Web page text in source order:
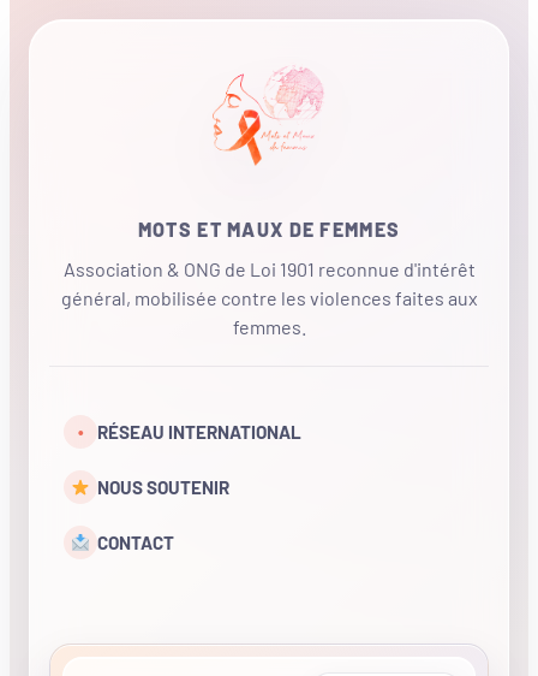
MOTS ET MAUX DE FEMMES
Association & ONG de Loi 1901 reconnue d'intérêt
général, mobilisée contre les violences faites aux
femmes.
• RÉSEAU INTERNATIONAL
NOUS SOUTENIR
CONTACT